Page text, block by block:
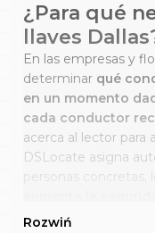
¿Para qué
llaves
En las empresas y
determinar qué
en un momento
cada conductor
acerca al lector para
DSLocate asigna